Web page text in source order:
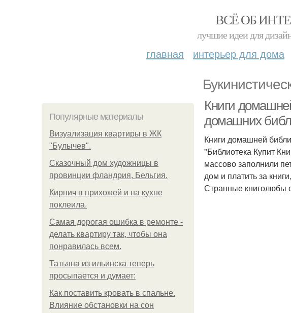
ВСЁ ОБ
лучшие идеи для
главная интерьер для дома
Популярные материалы
Визуализация квартиры в ЖК
"Булычев".
Сказочный дом художницы в
провинции фландрия, Бельгия.
Кирпич в прихожей и на кухне
поклеила.
Самая дорогая ошибка в ремонте -
делать квартиру так, чтобы она
понравилась всем.
Татьяна из ильинска теперь
просыпается и думает:
Как поставить кровать в спальне.
Влияние обстановки на сон
Книги
домашних
Книги домашней
"Библиотека Купит
массово заполнили
дом и платить за
Странные книголюбы